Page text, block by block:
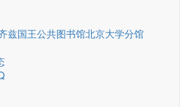
兹国王公共图书馆北京大学分馆